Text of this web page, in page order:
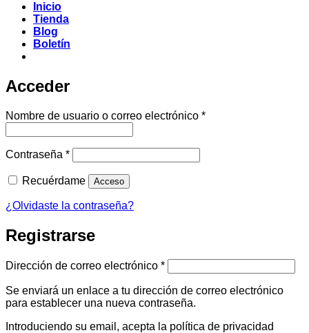
Inicio
Tienda
Blog
Boletín
Acceder
Nombre de usuario o correo electrónico *Obligatorio
Contraseña *Obligatorio
Recuérdame Acceso
¿Olvidaste la contraseña?
Registrarse
Dirección de correo electrónico *Obligatorio
Se enviará un enlace a tu dirección de correo electrónico
para establecer una nueva contraseña.
Introduciendo su email, acepta la política de privacidad